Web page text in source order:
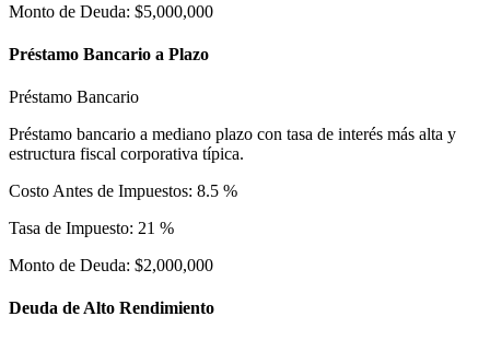
Monto de Deuda: $5,000,000
Préstamo Bancario a Plazo
Préstamo Bancario
Préstamo bancario a mediano plazo con tasa de interés más alta y
estructura fiscal corporativa típica.
Costo Antes de Impuestos: 8.5 %
Tasa de Impuesto: 21 %
Monto de Deuda: $2,000,000
Deuda de Alto Rendimiento